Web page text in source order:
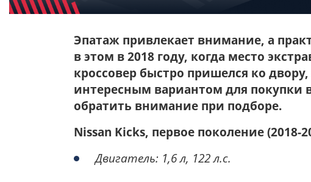
Эпатаж привлекает внимание, а
в этом в 2018 году, когда место
кроссовер быстро пришелся ко двору,
интересным вариантом для покупки
обратить внимание при подборе.
Nissan Kicks, первое поколение(2018-
Двигатель: 1,6 л, 122л.с.